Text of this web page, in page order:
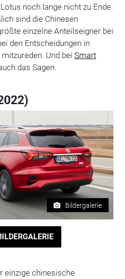
noch lange nicht zu Ende.
sind die Chinesen
einzelne Anteilseigner bei
den Entscheidungen in
Und bei Smart
das Sagen.
Bildergalerie
einzige chinesische